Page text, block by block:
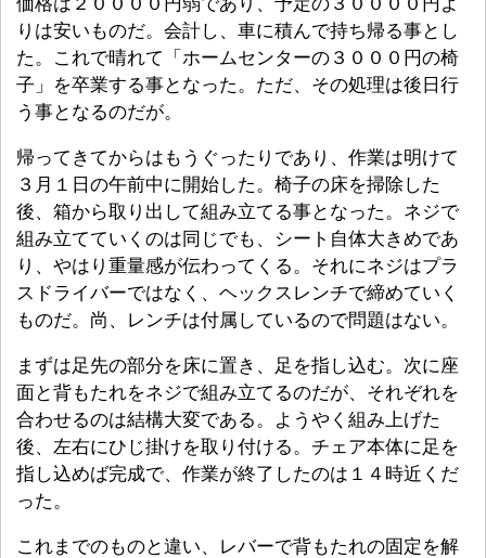
りは安いものだ。会計し、車に積んで持ち帰る事とし
た。これで晴れて「ホームセンターの３０００円の椅
子」を卒業する事となった。ただ、その処理は後日行
う事となるのだが。
帰ってきてからはもうぐったりであり、作業は明けて
３月１日の午前中に開始した。椅子の床を掃除した
後、箱から取り出して組み立てる事となった。ネジで
組み立てていくのは同じでも、シート自体大きめであ
り、やはり重量感が伝わってくる。それにネジはプラ
スドライバーではなく、ヘックスレンチで締めていく
ものだ。尚、レンチは付属しているので問題はない。
まずは足先の部分を床に置き、足を指し込む。次に座
面と背もたれをネジで組み立てるのだが、それぞれを
合わせるのは結構大変である。ようやく組み上げた
後、左右にひじ掛けを取り付ける。チェア本体に足を
指し込めば完成で、作業が終了したのは１４時近くだ
った。
これまでのものと違い、レバーで背もたれの固定を解